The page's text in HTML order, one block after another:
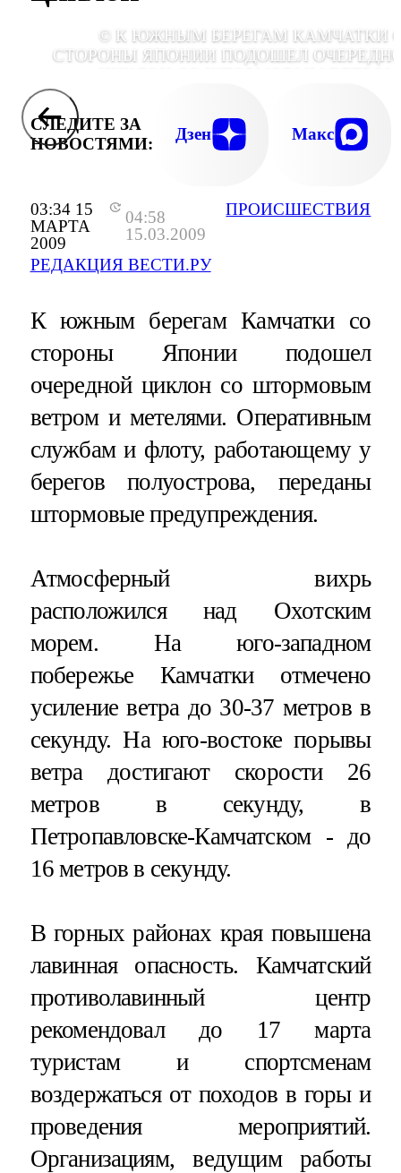
03:34 15
МАРТА
2009
04:58
15.03.2009
РЕДАКЦИЯ ВЕСТИ.РУ
ПРОИСШЕСТВИЯ
© К ЮЖНЫМ БЕРЕГАМ КАМЧАТКИ
СТОРОНЫ ЯПОНИИ ПОДОШЕЛ
СЛЕДИТЕ ЗА
НОВОСТЯМИ:
Дзен Макс
К южным берегам Камчатки со
стороны Японии подошел
очередной циклон со штормовым
ветром и метелями. Оперативным
службам и флоту, работающему у
берегов полуострова, переданы
штормовые предупреждения.
Атмосферный вихрь
расположился над Охотским
морем. На юго-западном
побережье Камчатки отмечено
усиление ветра до 30-37 метров в
секунду. На юго-востоке порывы
ветра достигают скорости 26
метров в секунду, в
Петропавловске-Камчатском - до
16 метров в секунду.
В горных районах края повышена
лавинная опасность. Камчатский
противолавинный центр
рекомендовал до 17 марта
туристам и спортсменам
воздержаться от походов в горы и
проведения мероприятий.
Организациям, ведущим работы